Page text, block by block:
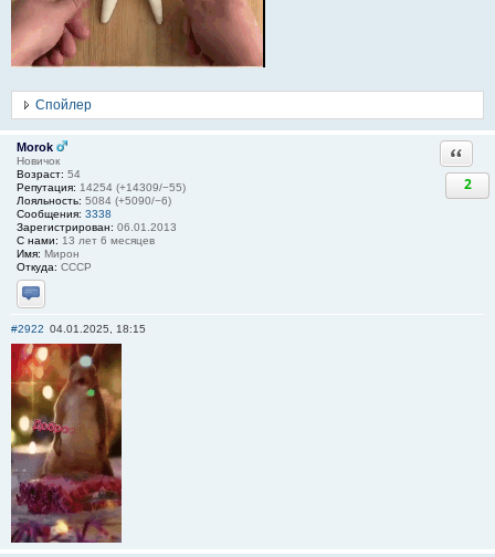
Спойлер
Morok
Новичок
Возраст: 54
Репутация: 14254 (+14309/−55)
Лояльность: 5084 (+5090/−6)
Сообщения: 3338
Зарегистрирован: 06.01.2013
С нами: 13 лет 6 месяцев
Имя: Мирон
Откуда: СССР
Отправить личное сообщение
2
#2922 04.01.2025, 18:15